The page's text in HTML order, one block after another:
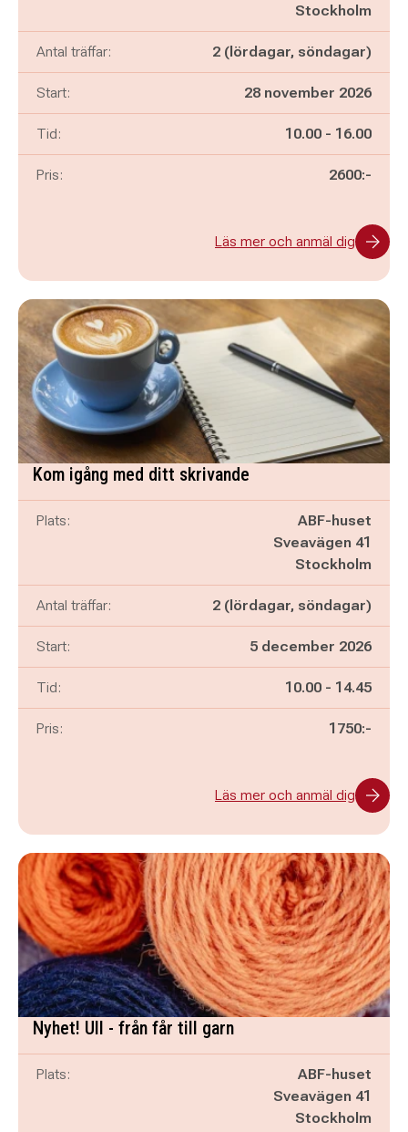
Stockholm
Antal träffar: 2 (lördagar, söndagar)
Start: 28 november 2026
Tid: Pågår mellan
10.00 - och
16.00
Pris: 2600:-
Läs mer och anmäl dig
Kom igång med ditt skrivande
Plats:
ABF-huset
Sveavägen 41
Stockholm
Antal träffar: 2 (lördagar, söndagar)
Start: 5 december 2026
Tid: Pågår mellan
10.00 - och
14.45
Pris: 1750:-
Läs mer och anmäl dig
Nyhet! Ull - från får till garn
Plats:
ABF-huset
Sveavägen 41
Stockholm